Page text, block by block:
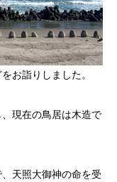
お詣りしました。
現在の鳥居は木造で
天照大御神の命を受